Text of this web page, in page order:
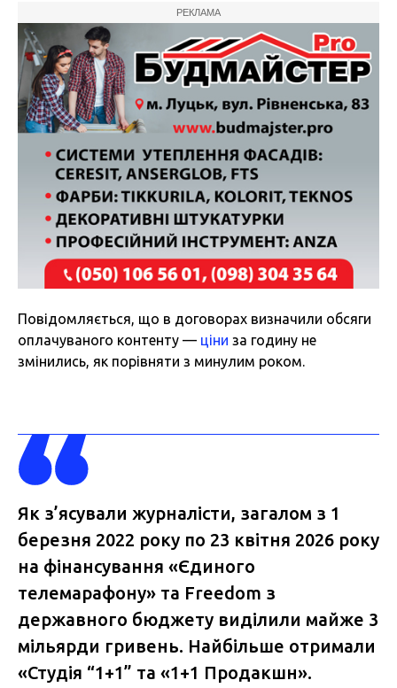
РЕКЛАМА
Повідомляється, що в договорах визначили обсяги
оплачуваного контенту — ціни за годину не
змінились, як порівняти з минулим роком.
Як з’ясували журналісти, загалом з 1
березня 2022 року по 23 квітня 2026 року
на фінансування «Єдиного
телемарафону» та Freedom з
державного бюджету виділили майже 3
мільярди гривень. Найбільше отримали
«Студія “1+1” та «1+1 Продакшн».